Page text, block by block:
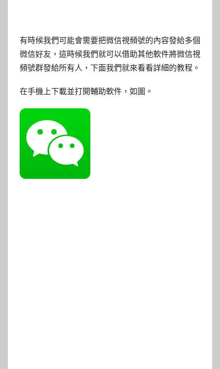
有時候我們可能會需要把微信視頻號的內容發給多個
微信好友，這時候我們就可以借助其他軟件將微信視
頻號群發給所有人，下面我們就來看看詳細的教程。
在手機上下載並打開輔助軟件，如圖。